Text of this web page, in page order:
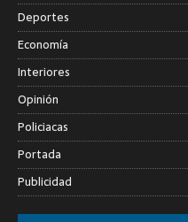
Deportes
Economía
Interiores
Opinión
Policiacas
Portada
Publicidad